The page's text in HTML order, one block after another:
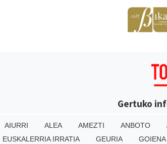
Gertuko
AIURRI ALEA AMEZTI ANBOTO
EUSKALERRIA IRRATIA GEURIA GOIENA